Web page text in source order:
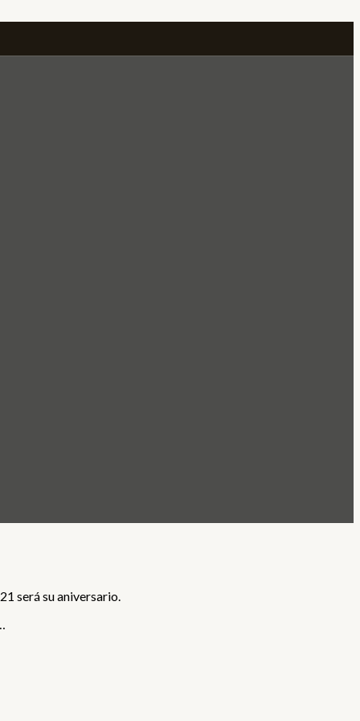
será su aniversario.